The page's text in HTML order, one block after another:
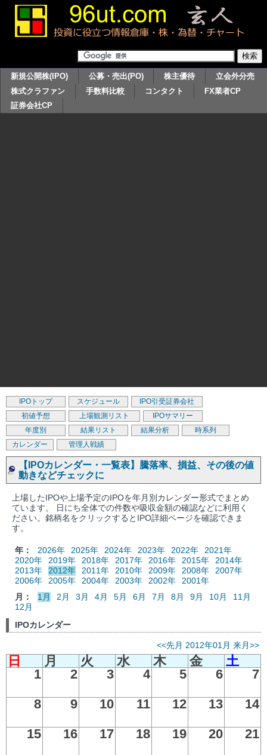
新規公開株(IPO) 公募・売出(PO) 株主優待
立会外分売
株式クラファン
手数料比較 コンタクト
FX業者CP
証券会社CP
IPOトップ スケジュール
IPO引受証券会社
初値予想
上場観測リスト
IPOサマリー
年度別
結果リスト 結果分析
時系列
カレンダー
管理人戦績
【IPOカレンダー・一覧表】騰落率、損益、その後の値
動きなどチェックに
上場したIPOや上場予定のIPOを年月別カレンダー形式でまとめ
ています。 日にち全体での件数や吸収金額の確認などに利用く
ださい。銘柄名をクリックするとIPO詳細ページを確認できま
す。
年： 2026年 2025年 2024年 2023年 2022年
2021年
2020年
2019年 2018年 2017年 2016年 2015年
2014年
2013年
2012年 2011年 2010年 2009年 2008年
2007年
2006年
2005年 2004年 2003年 2002年
2001年
月：
1月 2月 3月 4月 5月 6月 7月 8月 9月 10月
11月
12月
IPOカレンダー
<<先月 2012年01月 来月>>
日 月 火 水 木 金
土
1
2 3 4 5 6
7
8
9 10 11 12 13
14
15
16 17 18 19 20
21